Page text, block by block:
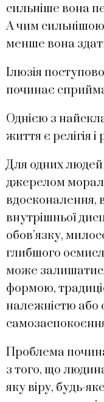
сильніше вона
А чим сильнішою
менше вона
Ілюзія
починає
Однією з
життя є релігія і
Для одних людей
джерелом
вдосконалення,
внутрішньої
обов’язку,
глибшого
може
формою,
належністю або
Проблема
з того, що
яку віру, будь-